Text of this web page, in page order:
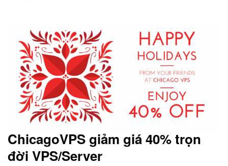
ChicagoVPS giảm giá 40% trọn
đời VPS/Server